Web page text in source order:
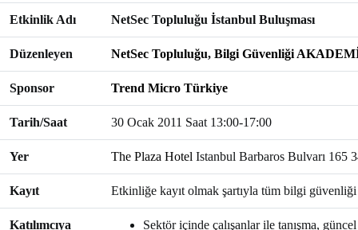
Etkinlik Adı NetSec Topluluğu İstanbul Buluşması
Düzenleyen NetSec Topluluğu, Bilgi Güvenliği
Sponsor Trend Micro Türkiye
Tarih/Saat 30 Ocak 2011 Saat 13:00-17:00
Yer The Plaza Hotel Istanbul Barbaros Bulvarı 165
Kayıt Etkinliğe kayıt olmak şartıyla tüm bilgi güvenliği
Katılımcıya
Sektör içinde çalışanlar ile tanışma,